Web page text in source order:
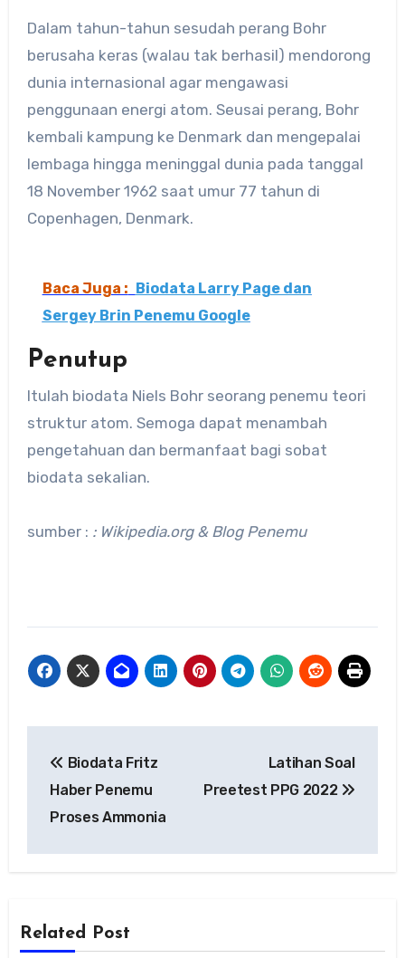
Dalam tahun-tahun sesudah perang Bohr
berusaha keras (walau tak berhasil) mendorong
dunia internasional agar mengawasi
penggunaan energi atom. Seusai perang, Bohr
kembali kampung ke Denmark dan mengepalai
lembaga hingga meninggal dunia pada tanggal
18 November 1962 saat umur 77 tahun di
Copenhagen, Denmark.
Baca Juga : Biodata Larry Page dan
Sergey Brin Penemu Google
Penutup
Itulah biodata Niels Bohr seorang penemu teori
struktur atom. Semoga dapat menambah
pengetahuan dan bermanfaat bagi sobat
biodata sekalian.
sumber : : Wikipedia.org & Blog Penemu
pos
Biodata Fritz
Haber Penemu
Proses Ammonia
Latihan Soal
Preetest PPG 2022
Related Post